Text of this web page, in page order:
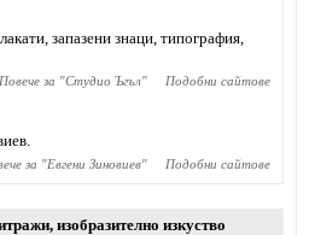
запазени знаци, типография,
Повече за "Студио Ъгъл" Подобни сайтове
за "Евгени Зиновиев" Подобни сайтове
, изобразително изкуство